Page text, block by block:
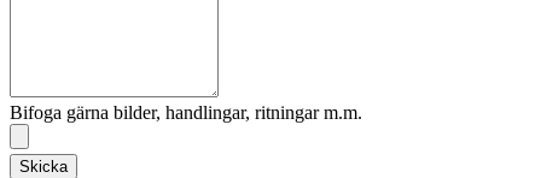
Bifoga gärna bilder, handlingar, ritningar m.m.
Skicka